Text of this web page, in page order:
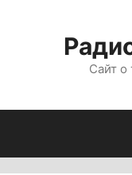
содержимому
Сайт о